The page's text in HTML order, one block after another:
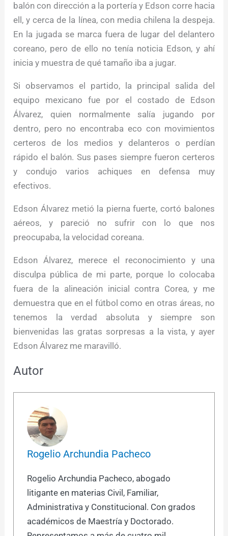
balón con dirección a la portería y Edson corre hacia
ell, y cerca de la línea, con media chilena la despeja.
En la jugada se marca fuera de lugar del delantero
coreano, pero de ello no tenía noticia Edson, y ahí
inicia y muestra de qué tamaño iba a jugar.
Si observamos el partido, la principal salida del
equipo mexicano fue por el costado de Edson
Álvarez, quien normalmente salía jugando por
dentro, pero no encontraba eco con movimientos
certeros de los medios y delanteros o perdían
rápido el balón. Sus pases siempre fueron certeros
y condujo varios achiques en defensa muy
efectivos.
Edson Álvarez metió la pierna fuerte, cortó balones
aéreos, y pareció no sufrir con lo que nos
preocupaba, la velocidad coreana.
Edson Álvarez, merece el reconocimiento y una
disculpa pública de mi parte, porque lo colocaba
fuera de la alineación inicial contra Corea, y me
demuestra que en el fútbol como en otras áreas, no
tenemos la verdad absoluta y siempre son
bienvenidas las gratas sorpresas a la vista, y ayer
Edson Álvarez me maravilló.
Autor
Rogelio Archundia Pacheco
Rogelio Archundia Pacheco, abogado
litigante en materias Civil, Familiar,
Administrativa y Constitucional. Con grados
académicos de Maestría y Doctorado.